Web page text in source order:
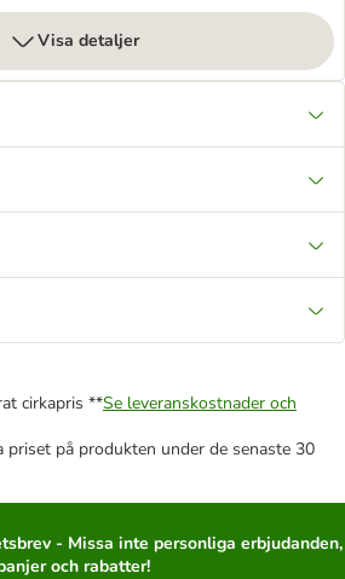
Visa detaljer
cirkapris **Se leveranskostnader och
priset på produkten under de senaste 30
- Missa inte personliga erbjudanden,
och rabatter!